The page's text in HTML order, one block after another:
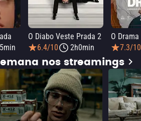
O Diabo Veste Prada 2
6.4/10
2h0min
O Drama
7.3/10
nos streamings